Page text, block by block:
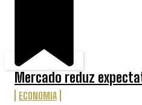
Mercado reduz
ECONOMIA